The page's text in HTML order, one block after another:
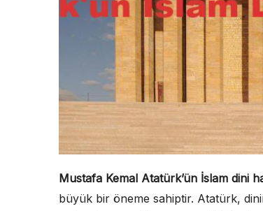
Mustafa Kemal Atatürk’ün İslam dini
büyük bir öneme sahiptir. Atatürk,